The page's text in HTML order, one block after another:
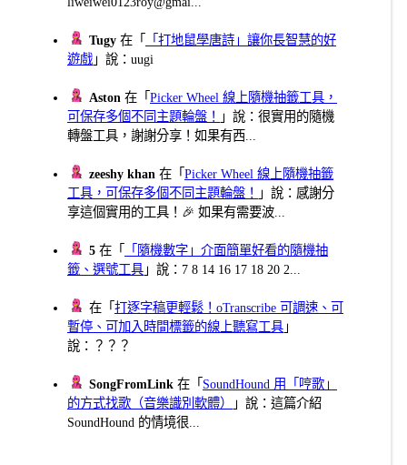
Tugy 在「
「打地鼠學唐詩」讓你長智慧的好
遊戲 」說：uugi
Aston 在「Picker Wheel 線上隨機抽籤工具，
可保存多個不同主題輪盤！
」說：很實用的隨機
轉盤工具，謝謝分享！如果有西...
zeeshy khan 在「Picker Wheel 線上隨機抽籤
工具，可保存多個不同主題輪盤！
」說：感謝分
享這個實用的工具！🎉 如果有需要波...
5 在「
「隨機數字」介面簡單好看的隨機抽
籤、選號工具 」說：7 8 14 16 17 18 20 2...
在「打逐字稿更輕鬆！oTranscribe 可調速、可
暫停、可加入時間標籤的線上聽寫工具 」
說：？？？
SongFromLink 在「 SoundHound 用「哼歌」
的方式找歌（音樂識別軟體）
」說：這篇介紹
SoundHound 的情境很...